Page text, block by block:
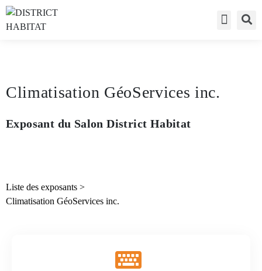
Climatisation GéoServices inc.
Exposant du Salon District Habitat
Liste des exposants >
Climatisation GéoServices inc.